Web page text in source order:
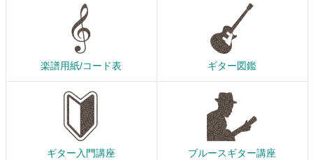
楽譜用紙/コード表 ギター図鑑
ギター入門講座 ブルースギター講座